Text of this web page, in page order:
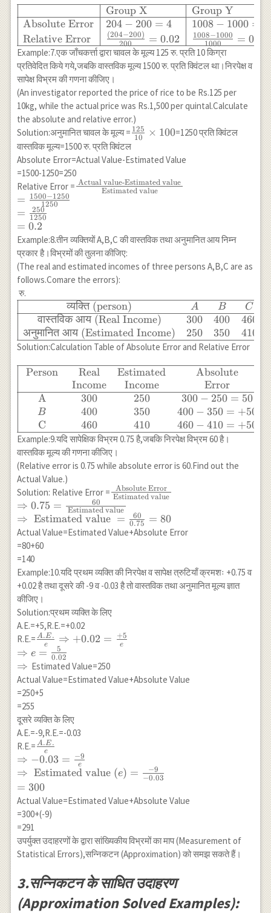
\text{वास्तविक
मूल्य (Real
Value)} &
204 & 1008 \\
\text{अनुमानित
मूल्य
(Estimated
Value)} &
200 & 1000 \\
\hline
\end{array}
{|l|l|l|} \hline
& \text{Group
X } &
\text{Group Y
} \\ \hline
\text{Absolute
Error} & 204-
200=4 & 1008-
1000=8\\
\text{Relative
Error} &
\frac{(204-
200)}
{200}=0.02 &
\frac{1008-
1000}
{1000}=0.008
\\ \hline
\end{array}
Absolute Error
Relative Error
Group X
204 − 200 = 4
200
(204−200) = 0.02
Group Y
1008 − 1000 =
1000
1008−1000 =
Example:7.एक जाँचकर्त्ता द्वारा चावल के मूल्य 125 रु. प्रति 10 किग्रा
प्रतिवेदित किये गये,जबकि वास्तविक मूल्य 1500 रु. प्रति क्विंटल था।निरपेक्ष व
सापेक्ष विभ्रम की गणना कीजिए।
(An investigator reported the price of rice to be Rs.125 per
10kg, while the actual price was Rs.1,500 per quintal.Calculate
the absolute and relative error.)
Solution:अनुमानित चावल के मूल्य =\frac{125}
{10}
\times 100
10
125 × 100=1250 प्रति क्विंटल
वास्तविक मूल्य=1500 रु. प्रति क्विंटल
Absolute Error=Actual Value-Estimated Value
=1500-1250=250
Relative Error =\frac{\text{
value }}
{\text {
Estimated
value }} \\
=\frac{1500-
1250}{1250}
\\
=\frac{250}
{1250} \\
=0.2
Estimated value
Actual value-Estimated value
= 1250
1500−1250
= 1250
250
= 0.2
Example:8.तीन व्यक्तियों A,B,C की वास्तविक तथा अनुमानित आय निम्न
प्रकार है।विभ्रमों की तुलना कीजिए:
(The real and estimated incomes of three persons A,B,C are as
follows.Comare the errors):
रु.
\begin{array}
{|cccc|}
\hline
\text{व्यक्ति
A & B & C \\
\text{वास्तविक
आय (Real
Income)} &
300 & 400 &
460 \\
\text{अनुमानित
आय
(Estimated
Income)} &
250 & 350 &
410 \\ \hline
\end{array}
व्यक्ति(person)
वास्तविक आय(Real Income)
अनुमानित आय(Estimated Income)
A
300
250
B
400
350
C
460
410
Solution:Calculation Table of Absolute Error and Relative Error
\begin{array}
{|ccccc|} \hline
\text { Person }
& \text{Real} &
\text{Estimated}
&
\text{Absolute}
&
\text{Relative}
\\ &
\text{Income} &
\text{Income} &
\text{Error} &
\text{Error} \\
\hline \text { A
} & 300 & 250 &
300-250=50 &
+\frac{50}
{250}=+0.2 \\ B
& 400 & 350 &
400-350=+50 &
+\frac{500}
{350}+0.14 \\
\text { C } & 460
& 410 & 460-
410=+50 &
+\frac{50}
{410}=+0.12 \\
\hline
\end{array}
Person
A
B
C
Real
Income
300
400
460
Estimated
Income
250
350
410
Absolute
Error
300 − 250 = 50
400 − 350 = +50
460 − 410 = +50
Example:9.यदि सापेक्षिक विभ्रम 0.75 है,जबकि निरपेक्ष विभ्रम 60 है।
वास्तविक मूल्य की गणना कीजिए।
(Relative error is 0.75 while absolute error is 60.Find out the
Actual Value.)
Solution: Relative Error =\frac{\text {
Absolute Error
}}{\text {
Estimated
0.75=\frac{60}
{\text {
Estimated
value }} \\
\Rightarrow
\text {
Estimated
}=\frac{60}
{0.75}=80
Estimated value
Absolute Error
⇒ 0.75 = Estimated value
60
⇒ Estimated value = 0.75
60 = 80
Actual Value=Estimated Value+Absolute Error
=80+60
=140
Example:10.यदि प्रथम व्यक्ति की निरपेक्ष व सापेक्ष त्रुटियाँ क्रमशः +0.75 व
+0.02 है तथा दूसरे की -9 व -0.03 है तो वास्तविक तथा अनुमानित मूल्य ज्ञात
कीजिए।
Solution:प्रथम व्यक्ति के लिए
A.E.=+5,R.E.=+0.02
R.E.=\frac{A.E.}{e}
\Rightarrow
+0.02=\frac{+5}
{e} \\
\Rightarrow
\\ \Rightarrow
e
A.E. ⇒ +0.02 = e
+5
⇒ e = 0.02
5
⇒ Estimated Value=250
Actual Value=Estimated Value+Absolute Value
=250+5
=255
दूसरे व्यक्ति के लिए
A.E.=-9,R.E.=-0.03
R.E.=\frac{A.E.}
{e} \\
\Rightarrow-
0.03=\frac{-9}
{e} \\
\Rightarrow
\text {
Estimated
value }
(e)=\frac{-9}
{-0.03} \\
=300
e
A.E.
⇒ −0.03 = e
−9
⇒ Estimated value (e) = −0.03
−9
= 300
Actual Value=Estimated Value+Absolute Value
=300+(-9)
=291
उपर्युक्त उदाहरणों के द्वारा सांख्यिकीय विभ्रमों का माप (Measurement of
Statistical Errors),सन्निकटन (Approximation) को समझ सकते हैं।
3.सन्निकटन के साधित उदाहरण
(Approximation Solved Examples):